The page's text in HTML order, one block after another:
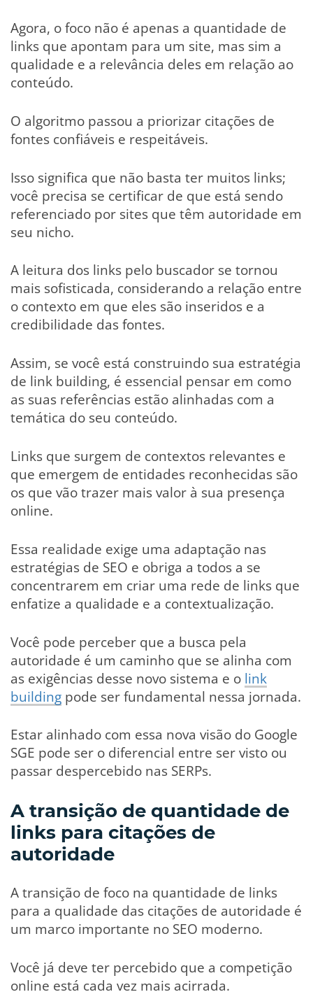
Agora, o foco não é apenas a quantidade de
links que apontam para um site, mas sim a
qualidade e a relevância deles em relação ao
conteúdo.
O algoritmo passou a priorizar citações de
fontes confiáveis e respeitáveis.
Isso significa que não basta ter muitos links;
você precisa se certificar de que está sendo
referenciado por sites que têm autoridade em
seu nicho.
A leitura dos links pelo buscador se tornou
mais sofisticada, considerando a relação entre
o contexto em que eles são inseridos e a
credibilidade das fontes.
Assim, se você está construindo sua estratégia
de link building, é essencial pensar em como
as suas referências estão alinhadas com a
temática do seu conteúdo.
Links que surgem de contextos relevantes e
que emergem de entidades reconhecidas são
os que vão trazer mais valor à sua presença
online.
Essa realidade exige uma adaptação nas
estratégias de SEO e obriga a todos a se
concentrarem em criar uma rede de links que
enfatize a qualidade e a contextualização.
Você pode perceber que a busca pela
autoridade é um caminho que se alinha com
as exigências desse novo sistema e o link
building pode ser fundamental nessa jornada.
Estar alinhado com essa nova visão do Google
SGE pode ser o diferencial entre ser visto ou
passar despercebido nas SERPs.
A transição de quantidade de
links para citações de
autoridade
A transição de foco na quantidade de links
para a qualidade das citações de autoridade é
um marco importante no SEO moderno.
Você já deve ter percebido que a competição
online está cada vez mais acirrada.